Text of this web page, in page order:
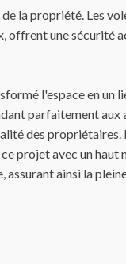
la propriété. Les
offrent une sécurité
l'espace en un
parfaitement aux
des propriétaires.
projet avec un haut
assurant ainsi la